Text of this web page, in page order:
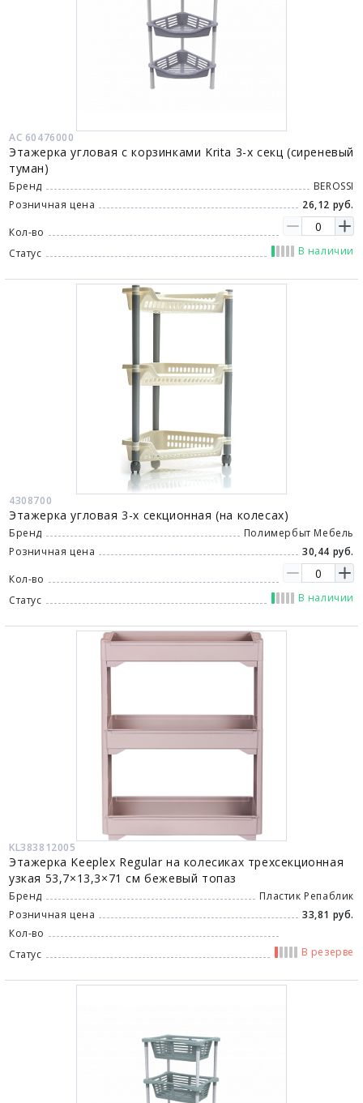
АС 60476000
Этажерка угловая с корзинками Krita 3-х секц (сиреневый
туман)
Бренд
BEROSSI
Розничная цена
26,12 руб.
Кол-во
Статус
В наличии
4308700
Этажерка угловая 3-х секционная (на колесах)
Бренд
Полимербыт Мебель
Розничная цена
30,44 руб.
Кол-во
Статус
В наличии
KL383812005
Этажерка Keeplex Regular на колесиках трехсекционная
узкая 53,7×13,3×71 см бежевый топаз
Бренд
Пластик Репаблик
Розничная цена
33,81 руб.
Кол-во
Статус
В резерве